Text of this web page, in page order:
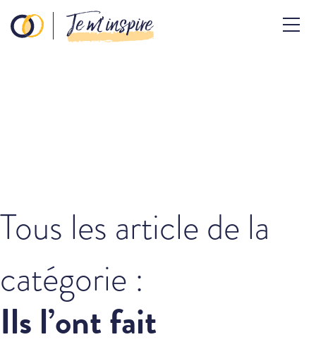
Je m’inspire
Tous les article de la
catégorie :
Ils l’ont fait